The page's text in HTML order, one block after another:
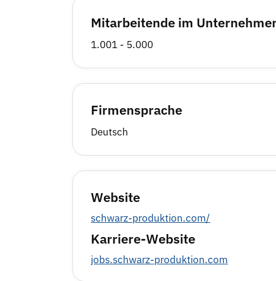
Mitarbeitende im
1.001 - 5.000
Firmensprache
Deutsch
Website
schwarz-produktion.com/
Karriere-Website
jobs.schwarz-produktion.com